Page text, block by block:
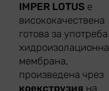
IMPER LOTUS е
висококачествена
готова за употреба
хидроизолационна
мембрана,
произведена чрез
коекструзия на